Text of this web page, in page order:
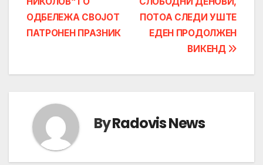
navigation
ПОТОА СЛЕДИ УШТЕ
ЕДЕН ПРОДОЛЖЕН
ВИКЕНД
ОДБЕЛЕЖА СВОЈОТ
ПАТРОНЕН ПРАЗНИК
ByRadovis News